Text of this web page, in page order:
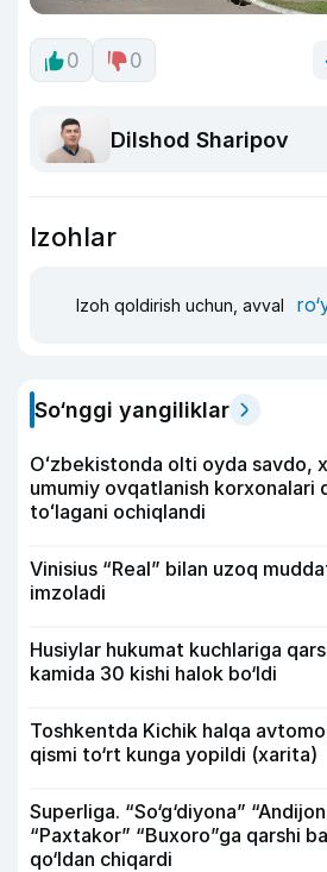
0 0
Dilshod Sharipov
Izohlar
Izoh qoldirish uchun, avval
So‘nggi yangiliklar
Oʻzbekistonda olti oyda savdo,
umumiy ovqatlanish korxonalari
toʻlagani ochiqlandi
Vinisius “Real” bilan uzoq
imzoladi
Husiylar hukumat kuchlariga
kamida 30 kishi halok bo‘ldi
Toshkentda Kichik halqa
qismi to‘rt kunga yopildi (xarita)
Superliga. “So‘g‘diyona”
“Paxtakor” “Buxoro”ga qarshi
qo‘ldan chiqardi